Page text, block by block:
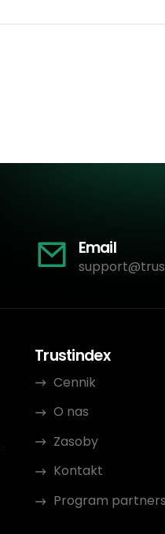
Email
Trustindex
Cennik
O nas
Zasoby
Kontakt
Program